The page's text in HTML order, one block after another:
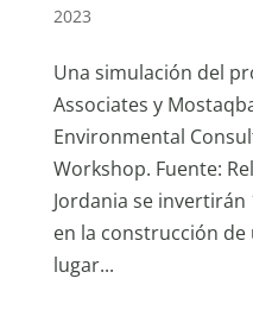
2023
Una simulación del
Associates y
Environmental
Workshop. Fuente:
Jordania se
en la construcción
lugar...